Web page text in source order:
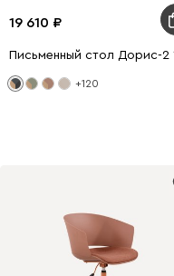
19 610
Письменный стол Дорис-
+120